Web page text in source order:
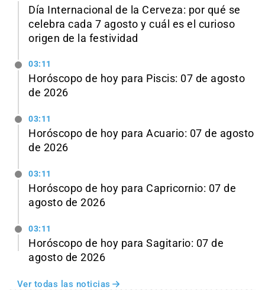
Día Internacional de la Cerveza: por qué se
celebra cada 7 agosto y cuál es el curioso
origen de la festividad
03:11
Horóscopo de hoy para Piscis: 07 de agosto
de 2026
03:11
Horóscopo de hoy para Acuario: 07 de agosto
de 2026
03:11
Horóscopo de hoy para Capricornio: 07 de
agosto de 2026
03:11
Horóscopo de hoy para Sagitario: 07 de
agosto de 2026
Ver todas las noticias